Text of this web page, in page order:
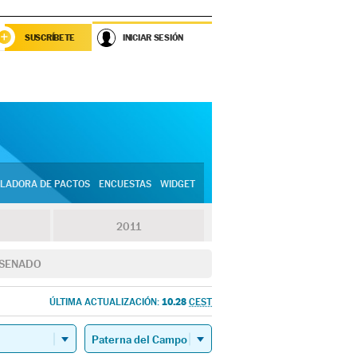
SUSCRÍBETE INICIAR SESIÓN
DE PACTOS ENCUESTAS WIDGET
2011
ÚLTIMA ACTUALIZACIÓN: 10.28 CEST